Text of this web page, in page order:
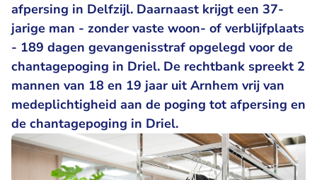
afpersing in Delfzijl. Daarnaast krijgt een 37-
jarige man - zonder vaste woon- of verblijfplaats
- 189 dagen gevangenisstraf opgelegd voor de
chantagepoging in Driel. De rechtbank spreekt 2
mannen van 18 en 19 jaar uit Arnhem vrij van
medeplichtigheid aan de poging tot afpersing en
de chantagepoging in Driel.